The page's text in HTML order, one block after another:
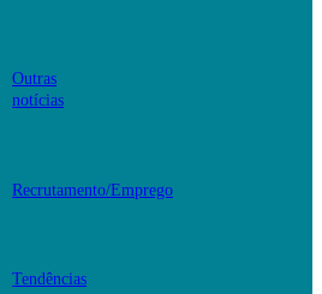
Outras
notícias
Recrutamento/Emprego
Tendências